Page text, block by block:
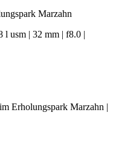
Marzahn
l usm | 32 mm | f8.0 |